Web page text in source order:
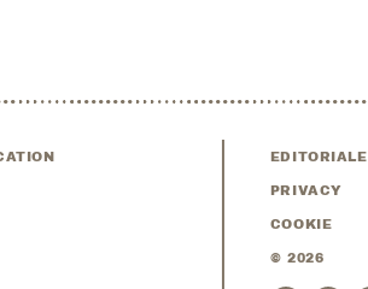
EDITORIALE
PRIVACY
COOKIE
©2026